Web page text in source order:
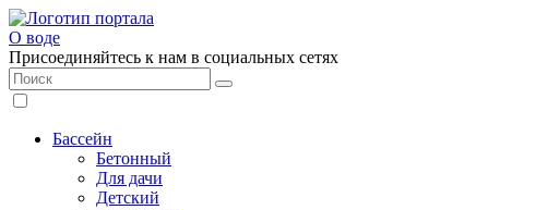
О воде
Присоединяйтесь к нам в социальных сетях
Бассейн
Бетонный
Для дачи
Детский